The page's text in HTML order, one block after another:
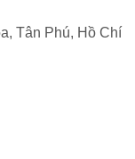
Tân Phú, Hồ Chí